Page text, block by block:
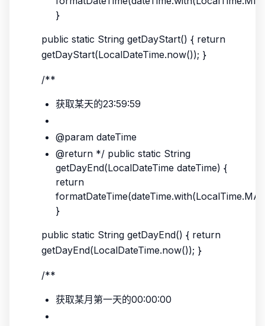
}
public static String getDayStart() { return
getDayStart(LocalDateTime.now()); }
/**
获取某天的23:59:59
@param dateTime
@return */ public static String
getDayEnd(LocalDateTime dateTime) {
return
}
public static String getDayEnd() { return
getDayEnd(LocalDateTime.now()); }
/**
获取某月第一天的00:00:00